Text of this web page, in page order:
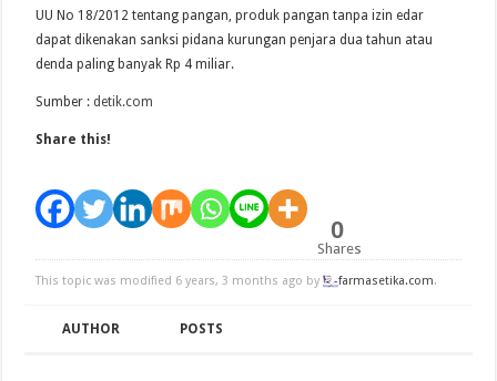
UU No 18/2012 tentang pangan, produk pangan tanpa izin edar
dapat dikenakan sanksi pidana kurungan penjara dua tahun atau
denda paling banyak Rp 4 miliar.
Sumber : detik.com
Share this!
0
Shares
This topic was modified 6 years, 3 months ago by farmasetika.com.
AUTHOR POSTS